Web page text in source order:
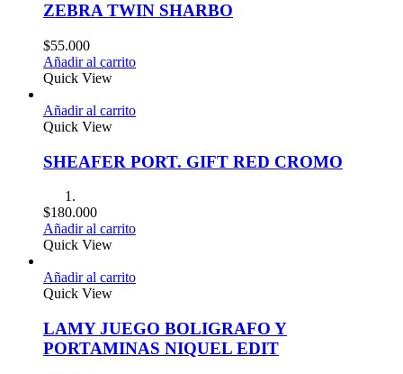
ZEBRA TWIN SHARBO
$55.000
Añadir al carrito
Quick View
Añadir al carrito
Quick View
SHEAFER PORT. GIFT RED CROMO
$180.000
Añadir al carrito
Quick View
Añadir al carrito
Quick View
LAMY JUEGO BOLIGRAFO Y
PORTAMINAS NIQUEL EDIT